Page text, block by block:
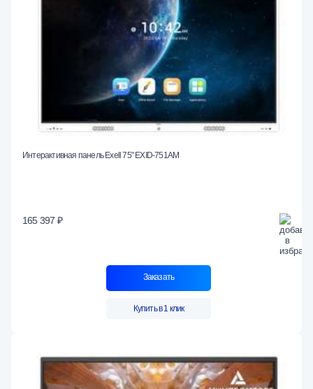
Интерактивная панель Exell 75" EXID-751AM
165 397 ₽
Заказать
Купить в 1 клик